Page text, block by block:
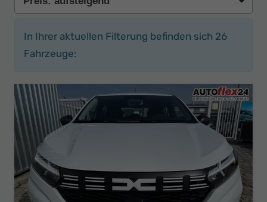
In Ihrer aktuellen Filterung befinden sich 26
Fahrzeuge: